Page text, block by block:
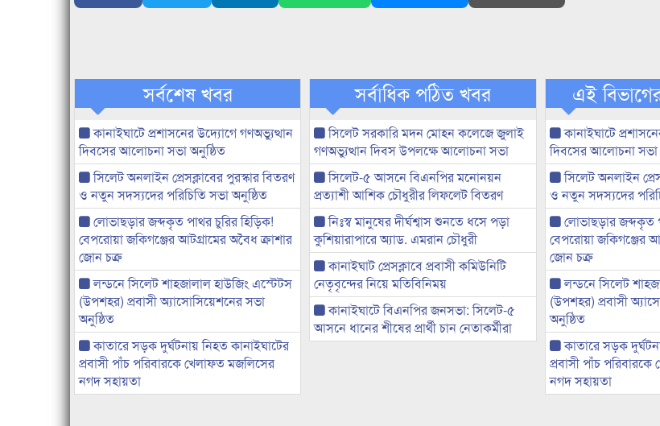
সর্বশেষ খবর
কানাইঘাটে প্রশাসনের উদ্যোগে গণঅভ্যুত্থান
দিবসের আলোচনা সভা অনুষ্ঠিত
সিলেট অনলাইন প্রেসক্লাবের পুরস্কার বিতরণ
ও নতুন সদস্যদের পরিচিতি সভা অনুষ্ঠিত
লোভাছড়ার জব্দকৃত পাথর চুরির হিড়িক!
বেপরোয়া জকিগঞ্জের আটগ্রামের অবৈধ ক্রাশার
জোন চক্র
লন্ডনে সিলেট শাহজালাল হাউজিং এস্টেটস
(উপশহর) প্রবাসী অ্যাসোসিয়েশনের সভা
অনুষ্ঠিত
কাতারে সড়ক দুর্ঘটনায় নিহত কানাইঘাটের
প্রবাসী পাঁচ পরিবারকে খেলাফত মজলিসের
নগদ সহায়তা
সর্বাধিক পঠিত খবর
সিলেট সরকারি মদন মোহন কলেজে জুলাই
গণঅভ্যুত্থান দিবস উপলক্ষে আলোচনা সভা
সিলেট-৫ আসনে বিএনপির মনোনয়ন
প্রত্যাশী আশিক চৌধুরীর লিফলেট বিতরণ
নিঃস্ব মানুষের দীর্ঘশ্বাস শুনতে ধসে পড়া
কুশিয়ারাপারে অ্যাড. এমরান চৌধুরী
কানাইঘাট প্রেসক্লাবে প্রবাসী কমিউনিটি
নেতৃবৃন্দের নিয়ে মতিবিনিময়
কানাইঘাটে বিএনপির জনসভা: সিলেট-৫
আসনে ধানের শীষের প্রার্থী চান নেতাকর্মীরা
এই
কানাইঘাটে
দিবসের আলোচনা সভা
সিলেট অনলাইন
ও নতুন সদস্যদের
লোভাছড়ার জব্দকৃত
বেপরোয়া জকিগঞ্জের
জোন চক্র
লন্ডনে সিলেট
(উপশহর) প্রবাসী
অনুষ্ঠিত
কাতারে সড়ক
প্রবাসী পাঁচ
নগদ সহায়তা